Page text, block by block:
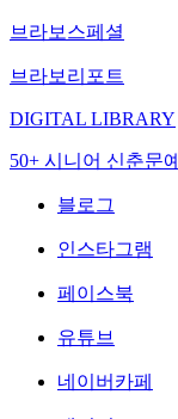
브라보스페셜
브라보리포트
DIGITAL LIBRARY
50+ 시니어 신춘문예
블로그
인스타그램
페이스북
유튜브
네이버카페